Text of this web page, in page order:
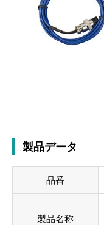
製品データ
品番
製品名称